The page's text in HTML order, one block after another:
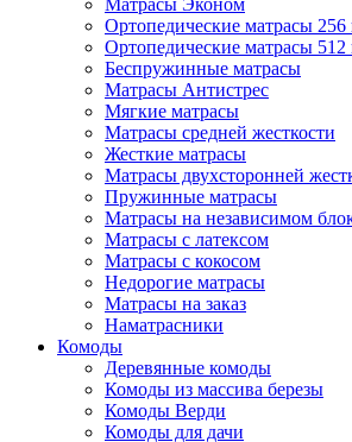
Матрасы Эконом
Ортопедические матрасы
Ортопедические матрасы
Беспружинные матрасы
Матрасы Антистрес
Мягкие матрасы
Матрасы средней жесткости
Жесткие матрасы
Матрасы двухсторонней
Пружинные матрасы
Матрасы на независимом
Матрасы с латексом
Матрасы с кокосом
Недорогие матрасы
Матрасы на заказ
Наматрасники
Комоды
Деревянные комоды
Комоды из массива березы
Комоды Верди
Комоды для дачи